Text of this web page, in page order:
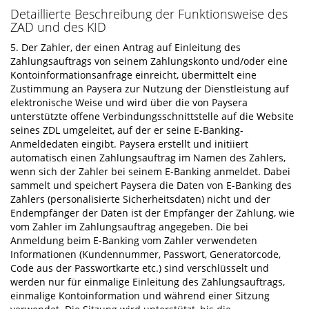
Detaillierte Beschreibung der Funktionsweise des
ZAD und des KID
5. Der Zahler, der einen Antrag auf Einleitung des
Zahlungsauftrags von seinem Zahlungskonto und/oder eine
Kontoinformationsanfrage einreicht, übermittelt eine
Zustimmung an Paysera zur Nutzung der Dienstleistung auf
elektronische Weise und wird über die von Paysera
unterstützte offene Verbindungsschnittstelle auf die Website
seines ZDL umgeleitet, auf der er seine E-Banking-
Anmeldedaten eingibt. Paysera erstellt und initiiert
automatisch einen Zahlungsauftrag im Namen des Zahlers,
wenn sich der Zahler bei seinem E-Banking anmeldet. Dabei
sammelt und speichert Paysera die Daten von E-Banking des
Zahlers (personalisierte Sicherheitsdaten) nicht und der
Endempfänger der Daten ist der Empfänger der Zahlung, wie
vom Zahler im Zahlungsauftrag angegeben. Die bei
Anmeldung beim E-Banking vom Zahler verwendeten
Informationen (Kundennummer, Passwort, Generatorcode,
Code aus der Passwortkarte etc.) sind verschlüsselt und
werden nur für einmalige Einleitung des Zahlungsauftrags,
einmalige Kontoinformation und während einer Sitzung